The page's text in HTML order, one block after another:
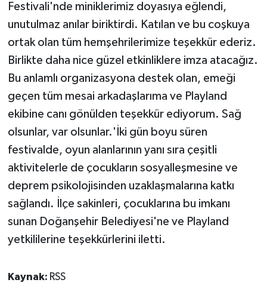
Festivali'nde miniklerimiz doyasıya eğlendi,
unutulmaz anılar biriktirdi. Katılan ve bu coşkuya
ortak olan tüm hemşehrilerimize teşekkür ederiz.
Birlikte daha nice güzel etkinliklere imza atacağız.
Bu anlamlı organizasyona destek olan, emeği
geçen tüm mesai arkadaşlarıma ve Playland
ekibine canı gönülden teşekkür ediyorum. Sağ
olsunlar, var olsunlar.'İki gün boyu süren
festivalde, oyun alanlarının yanı sıra çeşitli
aktivitelerle de çocukların sosyalleşmesine ve
deprem psikolojisinden uzaklaşmalarına katkı
sağlandı. İlçe sakinleri, çocuklarına bu imkanı
sunan Doğanşehir Belediyesi'ne ve Playland
yetkililerine teşekkürlerini iletti.
Kaynak: RSS